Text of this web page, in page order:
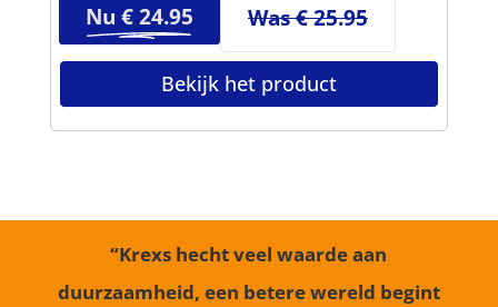
Nu €24.95 Was € 25.95
Bekijk het product
“Krexs hecht veel waarde aan
duurzaamheid, een betere wereld begint